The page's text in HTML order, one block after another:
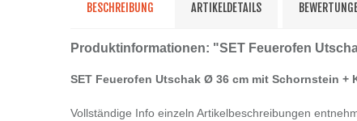
BESCHREIBUNG ARTIKELDETAILS
Produktinformationen: "SET Feuerofen
SET Feuerofen Utschak Ø 36 cm mit Schornstein
Vollständige Info einzeln Artikelbeschreibungen